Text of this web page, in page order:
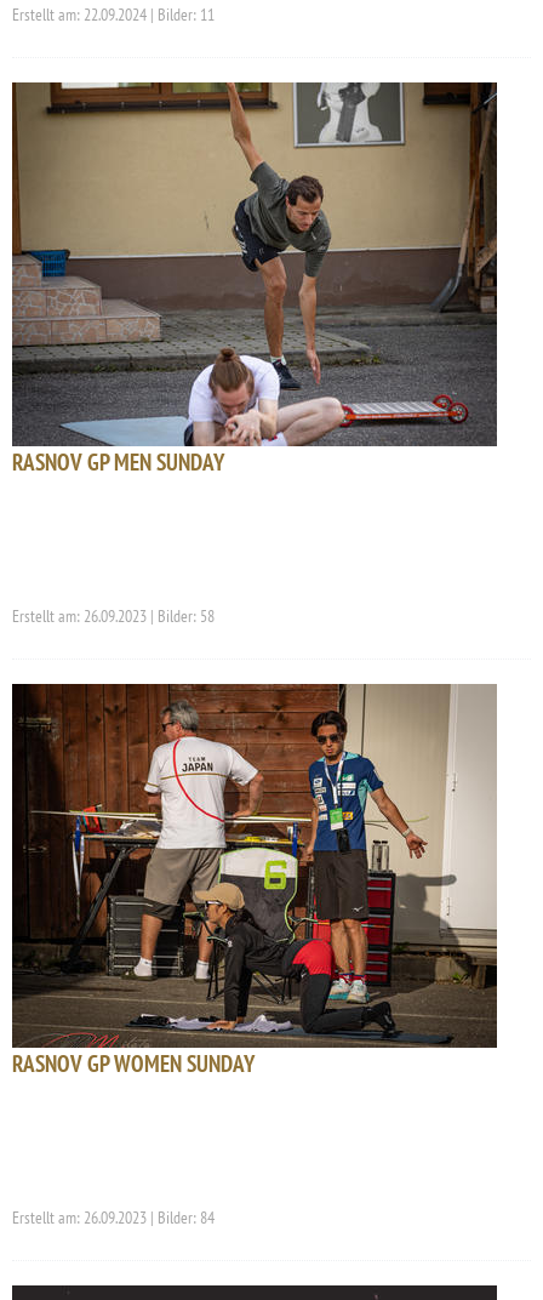
Erstellt am: 22.09.2024 | Bilder: 11
RASNOV GP MEN SUNDAY
Erstellt am: 26.09.2023 | Bilder: 58
RASNOV GP WOMEN SUNDAY
Erstellt am: 26.09.2023 | Bilder: 84